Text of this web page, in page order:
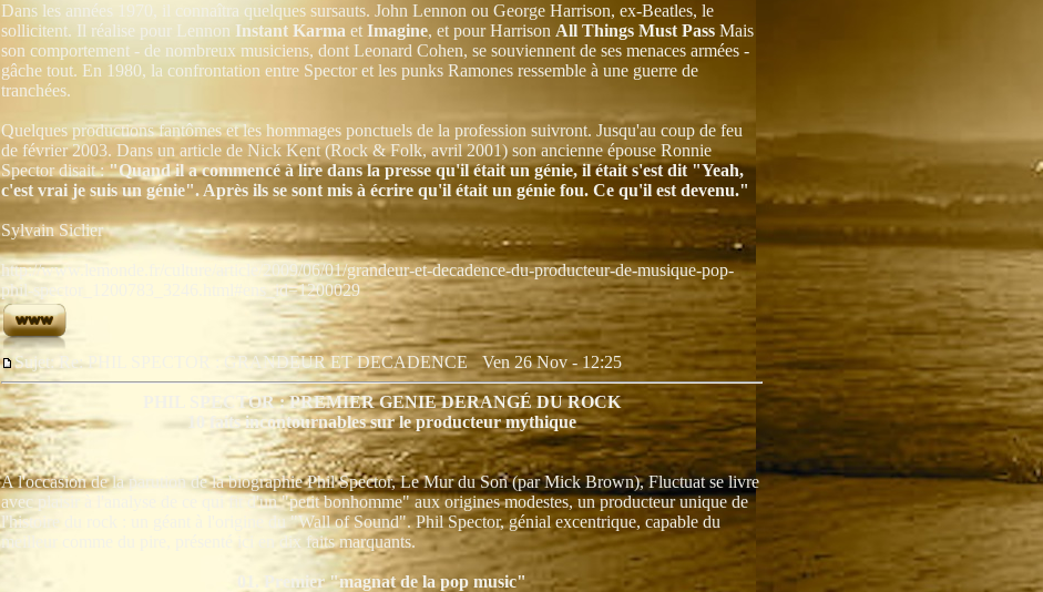
Dans les années 1970, il connaîtra quelques sursauts. John Lennon ou George Harrison, ex-Beatles, le
sollicitent. Il réalise pour Lennon Instant Karma et Imagine, et pour Harrison All Things Must Pass Mais
son comportement - de nombreux musiciens, dont Leonard Cohen, se souviennent de ses menaces armées -
gâche tout. En 1980, la confrontation entre Spector et les punks Ramones ressemble à une guerre de
tranchées.
Quelques productions fantômes et les hommages ponctuels de la profession suivront. Jusqu'au coup de feu
de février 2003. Dans un article de Nick Kent (Rock & Folk, avril 2001) son ancienne épouse Ronnie
Spector disait :"Quand il a commencé à lire dans la presse qu'il était un génie, il était s'est dit "Yeah,
c'est vrai je suis un génie". Après ils se sont mis à écrire qu'il était un génie fou. Ce qu'il est devenu."
Sylvain Siclier
http://www.lemonde.fr/culture/article/2009/06/01/grandeur-et-decadence-du-producteur-de-musique-pop-
phil-spector_1200783_3246.html#ens_id=1200029
Sujet: Re: PHIL SPECTOR : GRANDEUR ET DECADENCE Ven 26 Nov - 12:25
PHIL SPECTOR : PREMIER GENIE DERANGÉ DU ROCK
10 faits incontournables sur le producteur mythique
A l'occasion de la parution de la biographie Phil Spector, Le Mur du Son (par Mick Brown), Fluctuat se livre
avec plaisir à l'analyse de ce qui fit d'un "petit bonhomme" aux origines modestes, un producteur unique de
l'histoire du rock : un géant à l'origine du "Wall of Sound". Phil Spector, génial excentrique, capable du
meilleur comme du pire, présenté ici en dix faits marquants.
01. Premier "magnat de la pop music"